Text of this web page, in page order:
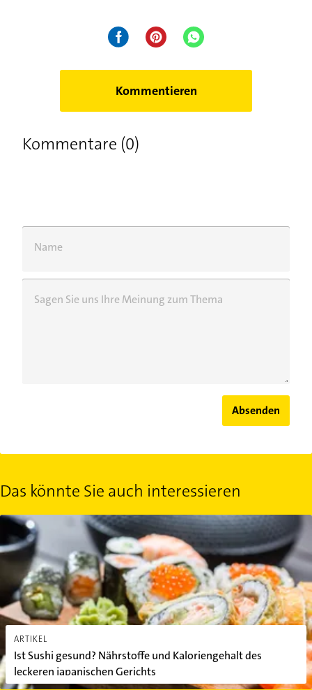
Kommentieren
Kommentare (0)
Name
Sagen Sie uns Ihre Meinung zum Thema
Absenden
Das könnte Sie auch interessieren
ARTIKEL
Ist Sushi gesund? Nährstoffe und Kaloriengehalt des
leckeren japanischen Gerichts
Ist Sushi gesund? Nährstoffe und Kaloriengehalt des leckeren